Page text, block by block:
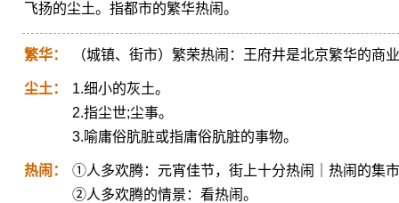
飞扬的尘土。指都市的繁华热闹。
繁华： （城镇、街市）繁荣热闹：王府井是北京繁华的商
尘土：
1.细小的灰土。
2.指尘世;尘事。
3.喻庸俗肮脏或指庸俗肮脏的事物。
热闹：
①人多欢腾：元宵佳节，街上十分热闹｜热闹的集
②人多欢腾的情景：看热闹。